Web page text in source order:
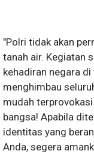
"Polri tidak akan
tanah air. Kegiatan
kehadiran negara
menghimbau
mudah
bangsa! Apabila
identitas yang
Anda, segera